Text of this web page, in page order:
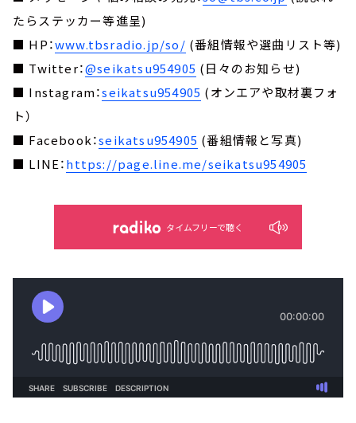
たらステッカー等進呈)
■ HP：www.tbsradio.jp/so/ (番組情報や選曲リスト等)
■ Twitter：@seikatsu954905 (日々のお知らせ)
■ Instagram：seikatsu954905 (オンエアや取材裏フォ
ト）
■ Facebook：seikatsu954905 (番組情報と写真)
■ LINE：https://page.line.me/seikatsu954905
タイムフリーで聴く